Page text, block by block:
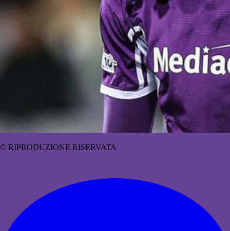
© RIPRODUZIONE RISERVATA